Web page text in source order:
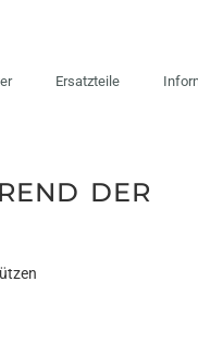
Ersatzteile
DER